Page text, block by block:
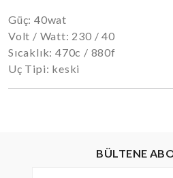
Güç: 40wat
Volt / Watt: 230 / 40
Sıcaklık: 470c / 880f
Uç Tipi: keski
BÜLTENE